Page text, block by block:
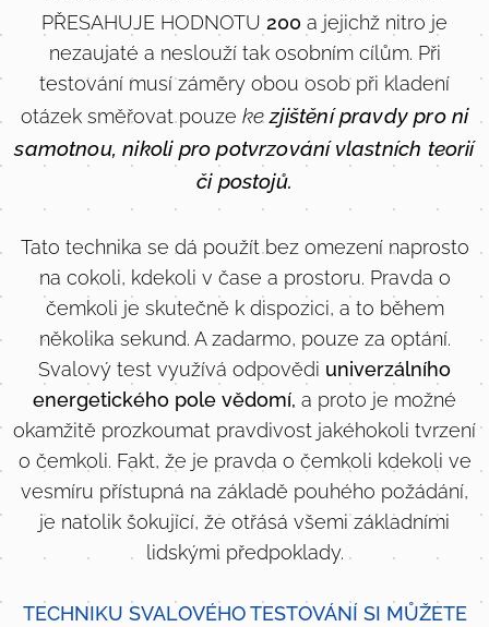
PŘESAHUJE HODNOTU 200 a jejichž nitro je
nezaujaté a neslouží tak osobním cílům. Při
testování musí záměry obou osob při kladení
otázek směřovat pouze kezjištění pravdy pro ni
samotnou, nikoli pro potvrzování vlastních teorií
či postojů.
Tato technika se dá použít bez omezení naprosto
na cokoli, kdekoli v čase a prostoru. Pravda o
čemkoli je skutečně k dispozici, a to během
několika sekund. A zadarmo, pouze za optání.
Svalový test využívá odpovědi univerzálního
energetického pole vědomí, a proto je možné
okamžitě prozkoumat pravdivost jakéhokoli tvrzení
o čemkoli. Fakt, že je pravda o čemkoli kdekoli ve
vesmíru přístupná na základě pouhého požádání,
je natolik šokující, že otřásá všemi základními
lidskými předpoklady.
TECHNIKU SVALOVÉHO TESTOVÁNÍ SI MŮŽETE